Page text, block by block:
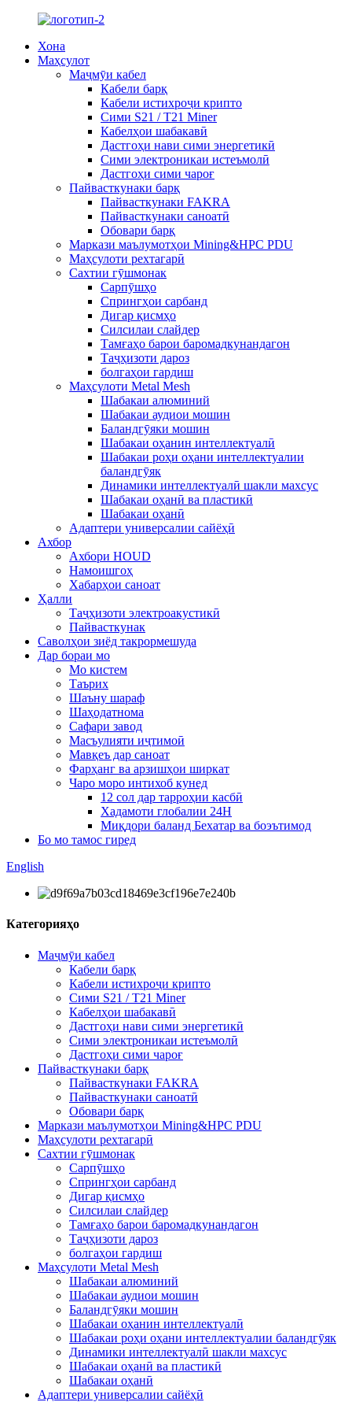
Хона
Маҳсулот
Маҷмӯи кабел
Кабели барқ
Кабели истихроҷи крипто
Сими S21 / T21 Miner
Кабелҳои шабакавӣ
Дастгоҳи нави сими энергетикӣ
Сими электроникаи истеъмолӣ
Дастгоҳи сими чароғ
Пайвасткунаки барқ
Пайвасткунаки FAKRA
Пайвасткунаки саноатӣ
Обовари барқ
Маркази маълумотҳои Mining&HPC PDU
Маҳсулоти рехтагарӣ
Сахтии гӯшмонак
Сарпӯшҳо
Спрингҳои сарбанд
Дигар қисмҳо
Силсилаи слайдер
Тамғаҳо барои баромадкунандагон
Таҷҳизоти дароз
болгаҳои гардиш
Маҳсулоти Metal Mesh
Шабакаи алюминий
Шабакаи аудиои мошин
Баландгӯяки мошин
Шабакаи оҳанин интеллектуалӣ
Шабакаи роҳи оҳани интеллектуалии
баландгӯяк
Динамики интеллектуалӣ шакли махсус
Шабакаи оҳанӣ ва пластикӣ
Шабакаи оҳанӣ
Адаптери универсалии сайёҳӣ
Ахбор
Ахбори HOUD
Намоишгоҳ
Хабарҳои саноат
Ҳалли
Таҷҳизоти электроакустикӣ
Пайвасткунак
Саволҳои зиёд такрормешуда
Дар бораи мо
Мо кистем
Таърих
Шаъну шараф
Шаҳодатнома
Сафари завод
Масъулияти иҷтимоӣ
Мавқеъ дар саноат
Фарҳанг ва арзишҳои ширкат
Чаро моро интихоб кунед
12 сол дар тарроҳии касбӣ
Хадамоти глобалии 24H
Миқдори баланд Бехатар ва боэътимод
Бо мо тамос гиред
English
Категорияҳо
Маҷмӯи кабел
Кабели барқ
Кабели истихроҷи крипто
Сими S21 / T21 Miner
Кабелҳои шабакавӣ
Дастгоҳи нави сими энергетикӣ
Сими электроникаи истеъмолӣ
Дастгоҳи сими чароғ
Пайвасткунаки барқ
Пайвасткунаки FAKRA
Пайвасткунаки саноатӣ
Обовари барқ
Маркази маълумотҳои Mining&HPC PDU
Маҳсулоти рехтагарӣ
Сахтии гӯшмонак
Сарпӯшҳо
Спрингҳои сарбанд
Дигар қисмҳо
Силсилаи слайдер
Тамғаҳо барои баромадкунандагон
Таҷҳизоти дароз
болгаҳои гардиш
Маҳсулоти Metal Mesh
Шабакаи алюминий
Шабакаи аудиои мошин
Баландгӯяки мошин
Шабакаи оҳанин интеллектуалӣ
Шабакаи роҳи оҳани интеллектуалии баландгӯяк
Динамики интеллектуалӣ шакли махсус
Шабакаи оҳанӣ ва пластикӣ
Шабакаи оҳанӣ
Адаптери универсалии сайёҳӣ